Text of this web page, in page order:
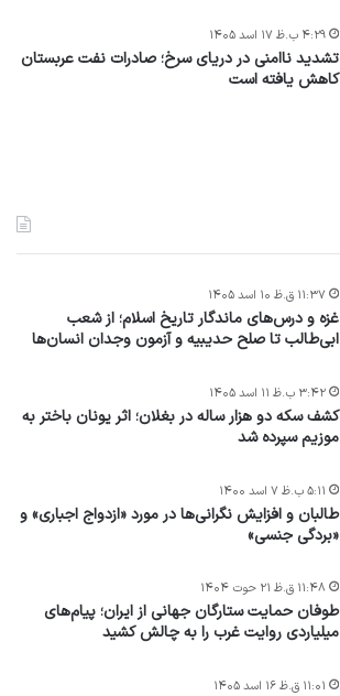
تشدید ناامنی در دریای سرخ؛ صادرات نفت عربستان
کاهش یافته است
۴:۲۹ ب.ظ ۱۷ اسد ۱۴۰۵
غزه و درس‌های ماندگار تاریخ اسلام؛ از شعب
ابی‌طالب تا صلح حدیبیه و آزمون وجدان انسان‌ها
۱۱:۳۷ ق.ظ ۱۰ اسد ۱۴۰۵
کشف سکه دو هزار ساله در بغلان؛ اثر یونان باختر به
موزیم سپرده شد
۳:۴۲ ب.ظ ۱۱ اسد ۱۴۰۵
طالبان و افزایش نگرانی‌ها در مورد «ازدواج اجباری» و
«بردگی جنسی»
۵:۱۱ ب.ظ ۷ اسد ۱۴۰۰
طوفان حمایت ستارگان جهانی از ایران؛ پیام‌های
میلیاردی روایت غرب را به چالش کشید
۱۱:۴۸ ق.ظ ۲۱ حوت ۱۴۰۴
۱۱:۰۱ ق.ظ ۱۶ اسد ۱۴۰۵